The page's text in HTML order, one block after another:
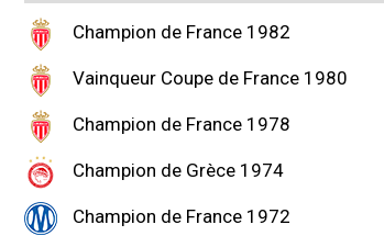
Champion de France 1982
Vainqueur Coupe de France 1980
Champion de France 1978
Champion de Grèce 1974
Champion de France 1972